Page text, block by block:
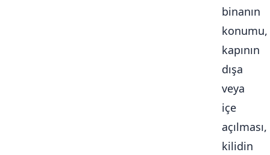
binanın
konumu,
kapının
dışa
veya
içe
açılması,
kilidin